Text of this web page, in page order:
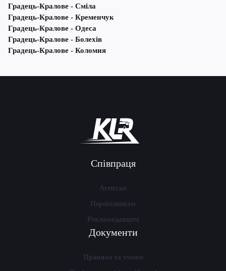
Градець-Кралове - Сміла
Градець-Кралове - Кременчук
Градець-Кралове - Одеса
Градець-Кралове - Болехів
Градець-Кралове - Коломия
Співпраця
Агентам
Перевізникам
Рекламодавцям
Документи
Правила та умови